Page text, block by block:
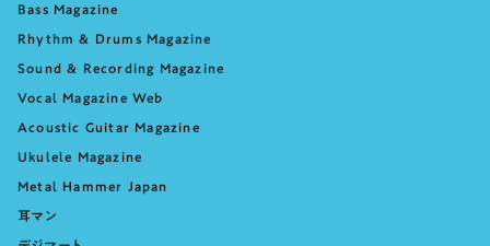
Bass Magazine
Rhythm & Drums Magazine
Sound & Recording Magazine
Vocal Magazine Web
Acoustic Guitar Magazine
Ukulele Magazine
Metal Hammer Japan
耳マン